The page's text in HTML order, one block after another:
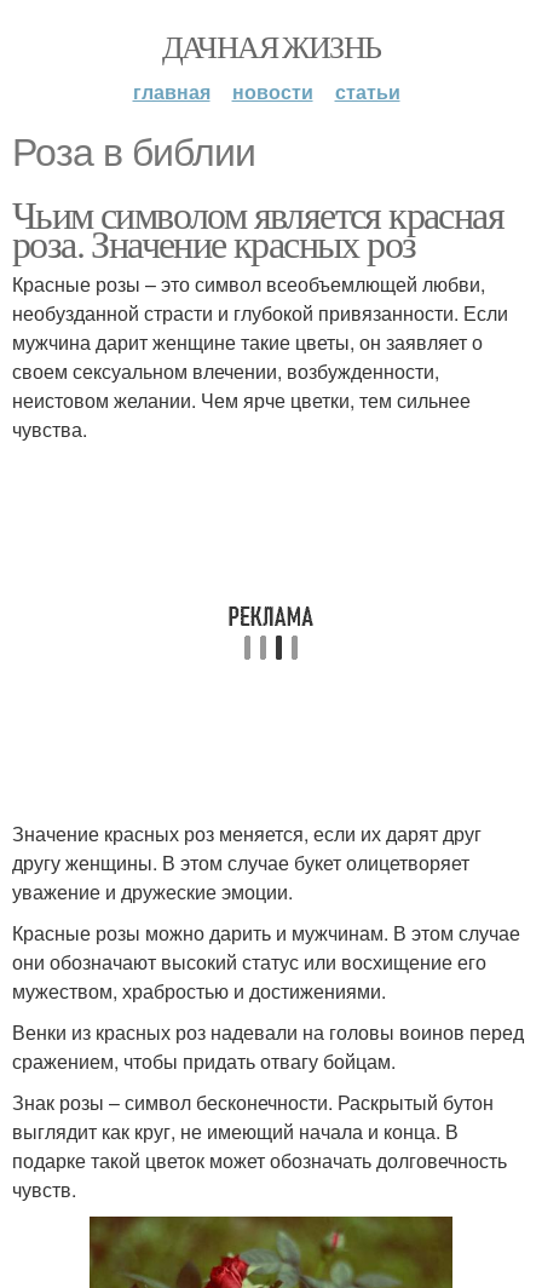
ДАЧНАЯ ЖИЗНЬ
главная новости статьи
Роза в библии
Чьим символом является красная
роза. Значение красных роз
Красные розы – это символ всеобъемлющей любви,
необузданной страсти и глубокой привязанности. Если
мужчина дарит женщине такие цветы, он заявляет о
своем сексуальном влечении, возбужденности,
неистовом желании. Чем ярче цветки, тем сильнее
чувства.
Значение красных роз меняется, если их дарят друг
другу женщины. В этом случае букет олицетворяет
уважение и дружеские эмоции.
Красные розы можно дарить и мужчинам. В этом случае
они обозначают высокий статус или восхищение его
мужеством, храбростью и достижениями.
Венки из красных роз надевали на головы воинов перед
сражением, чтобы придать отвагу бойцам.
Знак розы – символ бесконечности. Раскрытый бутон
выглядит как круг, не имеющий начала и конца. В
подарке такой цветок может обозначать долговечность
чувств.